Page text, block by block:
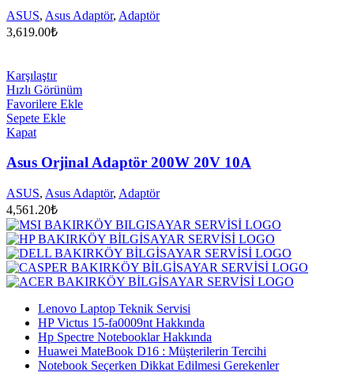
ASUS, Asus Adaptör, Adaptör
3,619.00₺
Karşılaştır
Hızlı Görünüm
Favorilere Ekle
Sepete Ekle
Kapat
Asus Orjinal Adaptör 200W 20V 10A
ASUS, Asus Adaptör, Adaptör
4,561.20₺
Lenovo Laptop Teknik Servisi
HP Victus 15-fa0009nt Hakkında
Hp Spectre Notebooklar Hakkında
Huawei MateBook D16 : Müşterilerin Tercihi
Notebook Seçerken Dikkat Edilmesi Gerekenler